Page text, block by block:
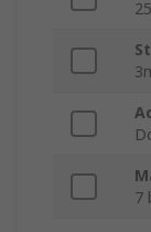
7